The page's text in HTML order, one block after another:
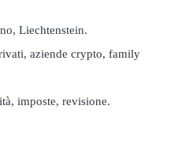
Liechtenstein.
aziende crypto, family
imposte, revisione.